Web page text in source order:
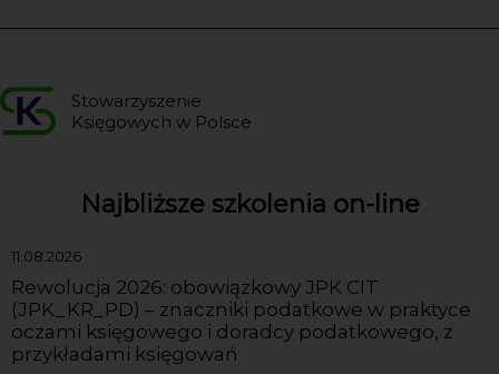
Stowarzyszenie
Księgowych w Polsce
Najbliższe szkolenia on-line
11.08.2026
Rewolucja 2026: obowiązkowy JPK CIT
(JPK_KR_PD) – znaczniki podatkowe w praktyce
oczami księgowego i doradcy podatkowego, z
przykładami księgowań